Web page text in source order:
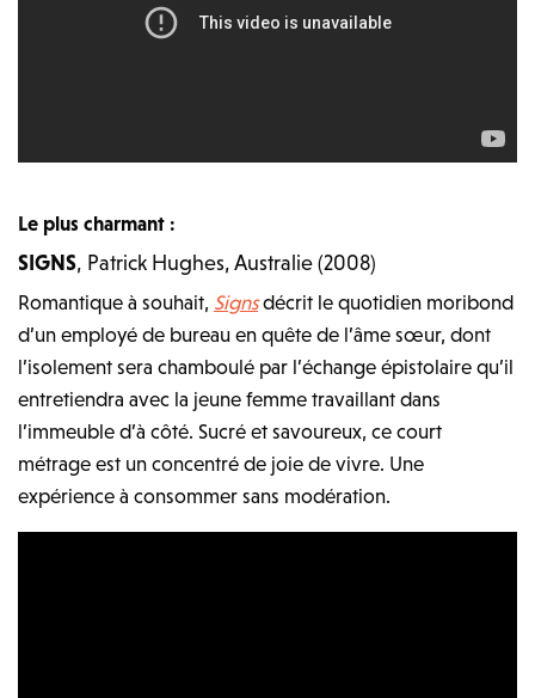
Le plus charmant :
SIGNS, Patrick Hughes, Australie (2008)
Romantique à souhait, Signsdécrit le quotidien moribond
d’un employé de bureau en quête de l’âme sœur, dont
l’isolement sera chamboulé par l’échange épistolaire qu’il
entretiendra avec la jeune femme travaillant dans
l’immeuble d’à côté. Sucré et savoureux, ce court
métrage est un concentré de joie de vivre. Une
expérience à consommer sans modération.